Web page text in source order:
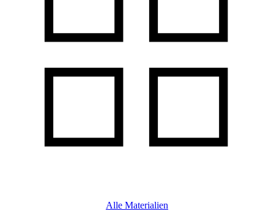
Alle Materialien